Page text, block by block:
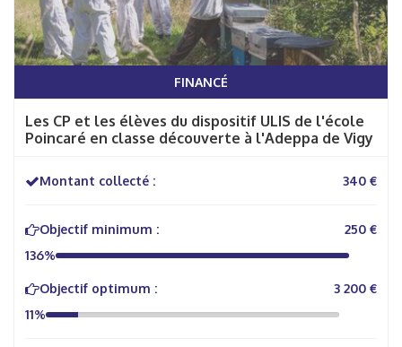
FINANCÉ
Les CP et les élèves du dispositif ULIS de l'école
Poincaré en classe découverte à l'Adeppa de Vigy
Montant collecté : 340 €
Objectif minimum :
250 €
136%
Objectif optimum :
3 200 €
11%